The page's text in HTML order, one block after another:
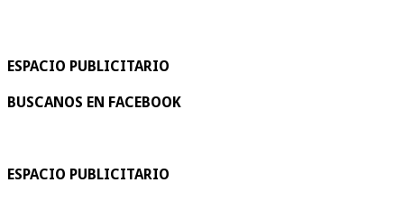
ESPACIO PUBLICITARIO
BUSCANOS EN FACEBOOK
ESPACIO PUBLICITARIO